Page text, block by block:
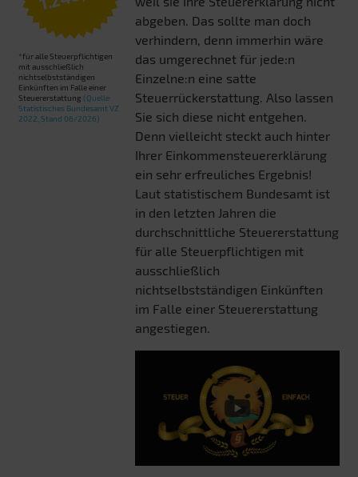
*für alle Steuerpflichtigen
mit ausschließlich
nichtselbstständigen
Einkünften im Falle einer
Steuererstattung (Quelle:
Statistisches Bundesamt VZ
2022, Stand 06/2026)
abgeben. Das sollte man doch
verhindern, denn immerhin wäre
das umgerechnet für jede:n
Einzelne:n eine satte
Steuerrückerstattung. Also lassen
Sie sich diese nicht entgehen.
Denn vielleicht steckt auch hinter
Ihrer Einkommensteuererklärung
ein sehr erfreuliches Ergebnis!
Laut statistischem Bundesamt ist
in den letzten Jahren die
durchschnittliche Steuererstattung
für alle Steuerpflichtigen mit
ausschließlich
nichtselbstständigen Einkünften
im Falle einer Steuererstattung
angestiegen.